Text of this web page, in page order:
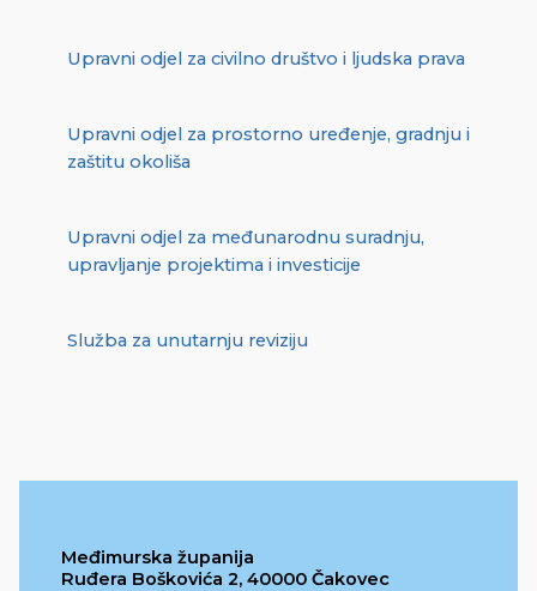
Upravni odjel za civilno društvo i ljudska prava
Upravni odjel za prostorno uređenje, gradnju i
zaštitu okoliša
Upravni odjel za međunarodnu suradnju,
upravljanje projektima i investicije
Služba za unutarnju reviziju
Međimurska županija
Ruđera Boškovića 2, 40000 Čakovec